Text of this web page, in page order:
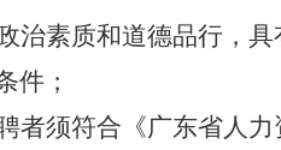
治素质和道德品行，
件；
者须符合《广东省人